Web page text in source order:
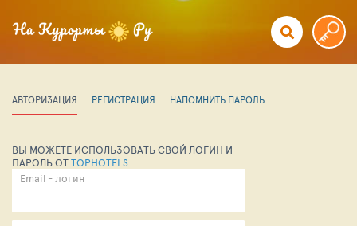
АВТОРИЗАЦИЯ РЕГИСТРАЦИЯ НАПОМНИТЬ ПАРОЛЬ
ВЫ МОЖЕТЕ ИСПОЛЬЗОВАТЬ СВОЙ ЛОГИН И
ПАРОЛЬ ОТTOPHOTELS
Email - логин